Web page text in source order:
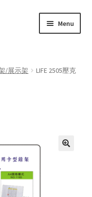
Menu
/展示架
LIFE 2505壓克